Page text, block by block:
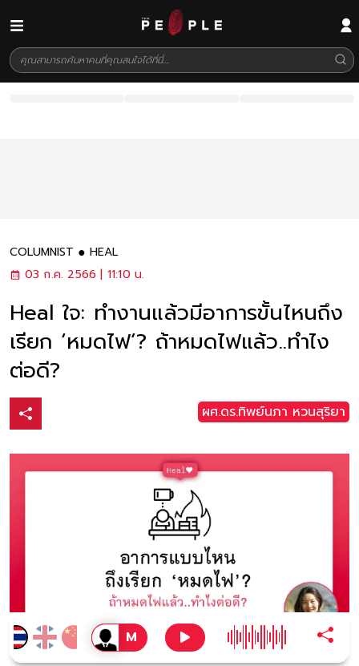
COLUMNIST
HEAL
03 ก.ค. 2566 | 11:10 น.
Heal ใจ: ทำงานแล้วมีอาการขั้นไหนถึง
เรียก ‘หมดไฟ’? ถ้าหมดไฟแล้ว..ทำไง
ต่อดี?
ผศ.ดร.ทิพย์นภา หวนสุริยา